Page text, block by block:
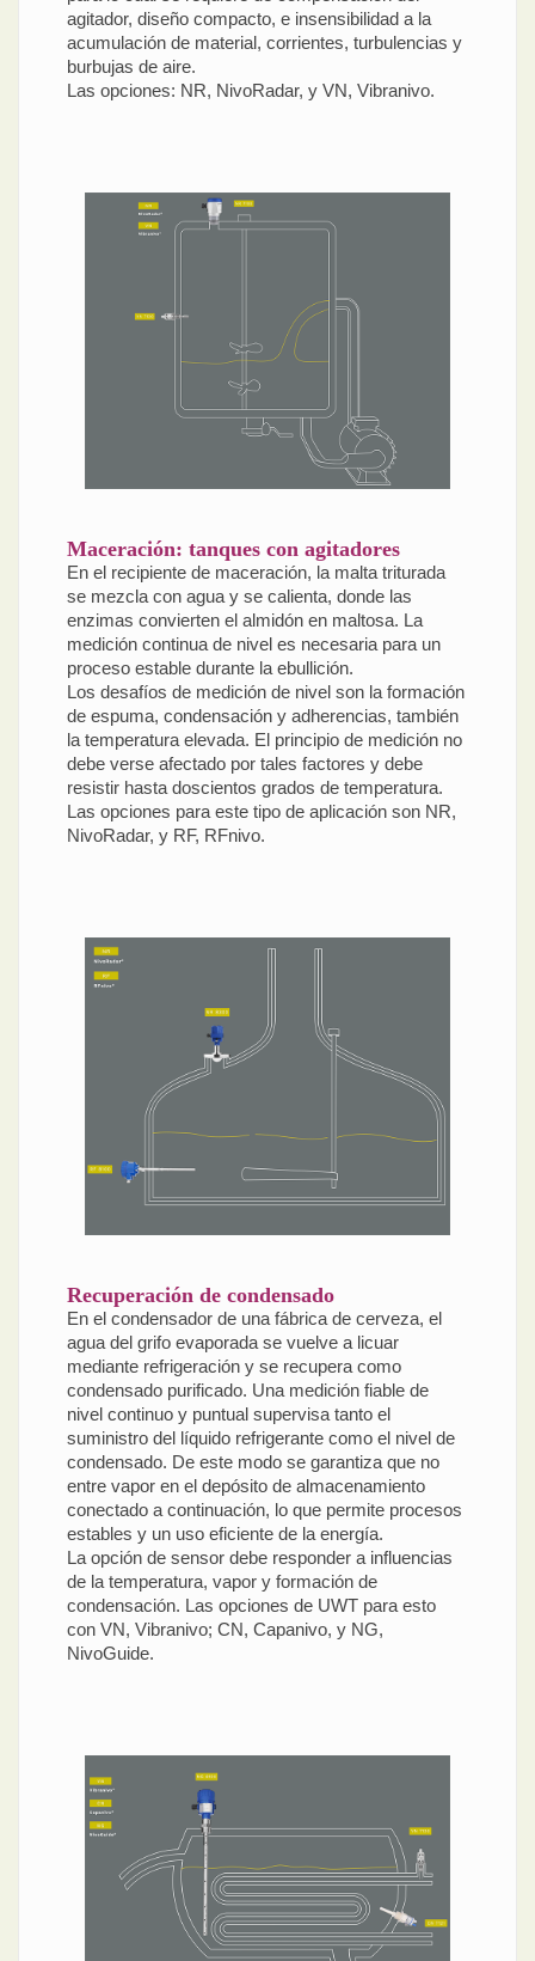
agitador, diseño compacto, e insensibilidad a la
acumulación de material, corrientes, turbulencias y
burbujas de aire.
Las opciones: NR, NivoRadar, y VN, Vibranivo.
Maceración: tanques con agitadores
En el recipiente de maceración, la malta triturada
se mezcla con agua y se calienta, donde las
enzimas convierten el almidón en maltosa. La
medición continua de nivel es necesaria para un
proceso estable durante la ebullición.
Los desafíos de medición de nivel son la formación
de espuma, condensación y adherencias, también
la temperatura elevada. El principio de medición no
debe verse afectado por tales factores y debe
resistir hasta doscientos grados de temperatura.
Las opciones para este tipo de aplicación son NR,
NivoRadar, y RF, RFnivo.
Recuperación de condensado
En el condensador de una fábrica de cerveza, el
agua del grifo evaporada se vuelve a licuar
mediante refrigeración y se recupera como
condensado purificado. Una medición fiable de
nivel continuo y puntual supervisa tanto el
suministro del líquido refrigerante como el nivel de
condensado. De este modo se garantiza que no
entre vapor en el depósito de almacenamiento
conectado a continuación, lo que permite procesos
estables y un uso eficiente de la energía.
La opción de sensor debe responder a influencias
de la temperatura, vapor y formación de
condensación. Las opciones de UWT para esto
con VN, Vibranivo; CN, Capanivo, y NG,
NivoGuide.